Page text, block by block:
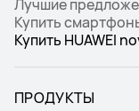
Лучшие
Купить
Купить HUAWEI
ПРОДУКТЫ